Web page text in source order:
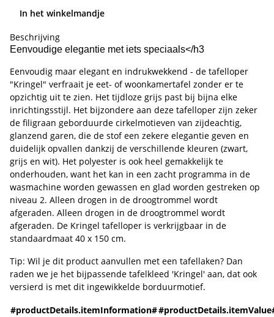
In het winkelmandje
Beschrijving
Eenvoudige elegantie met iets speciaals</h3
Eenvoudig maar elegant en indrukwekkend - de tafelloper
"Kringel" verfraait je eet- of woonkamertafel zonder er te
opzichtig uit te zien. Het tijdloze grijs past bij bijna elke
inrichtingsstijl. Het bijzondere aan deze tafelloper zijn zeker
de filigraan geborduurde cirkelmotieven van zijdeachtig,
glanzend garen, die de stof een zekere elegantie geven en
duidelijk opvallen dankzij de verschillende kleuren (zwart,
grijs en wit). Het polyester is ook heel gemakkelijk te
onderhouden, want het kan in een zacht programma in de
wasmachine worden gewassen en glad worden gestreken op
niveau 2. Alleen drogen in de droogtrommel wordt
afgeraden. Alleen drogen in de droogtrommel wordt
afgeraden. De Kringel tafelloper is verkrijgbaar in de
standaardmaat 40 x 150 cm.
Tip: Wil je dit product aanvullen met een tafellaken? Dan
raden we je het bijpassende tafelkleed 'Kringel' aan, dat ook
versierd is met dit ingewikkelde borduurmotief.
#productDetails.itemInformation#